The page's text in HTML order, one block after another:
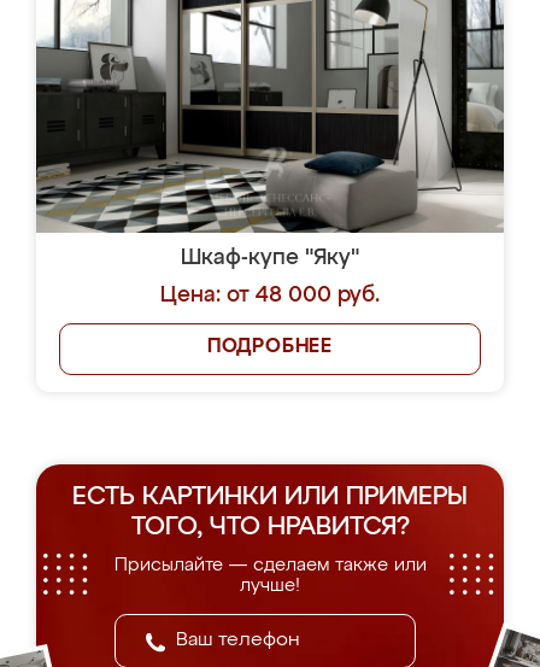
Шкаф-купе "Яку"
Цена: от 48 000 руб.
ПОДРОБНЕЕ
ЕСТЬ КАРТИНКИ ИЛИ ПРИМЕРЫ
ТОГО, ЧТО НРАВИТСЯ?
Присылайте — сделаем также или
лучше!